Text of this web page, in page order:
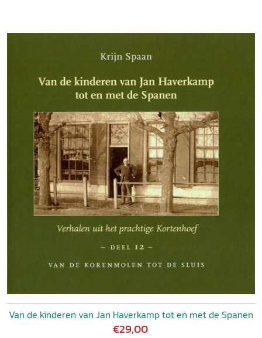
Van de kinderen van Jan Haverkamp tot en met de Spanen
€29,00